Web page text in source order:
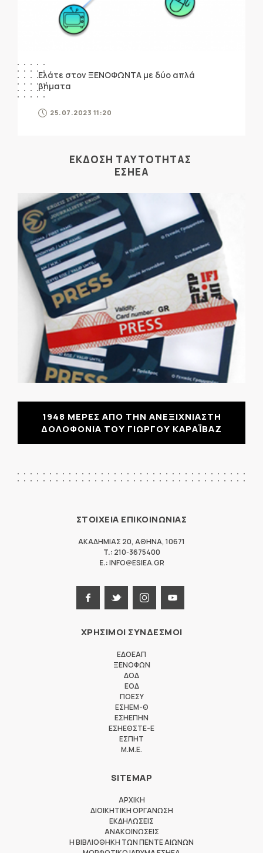
Ελάτε στον ΞΕΝΟΦΩΝΤΑ με δύο απλά
βήματα
25.07.2023 11:20
ΕΚΔΟΣΗ ΤΑΥΤΟΤΗΤΑΣ
ΕΣΗΕΑ
1948 ΜΕΡΕΣ ΑΠΟ ΤΗΝ ΑΝΕΞΙΧΝΙΑΣΤΗ
ΔΟΛΟΦΟΝΙΑ ΤΟΥ ΓΙΩΡΓΟΥ ΚΑΡΑΪΒΑΖ
ΣΤΟΙΧΕΙΑ ΕΠΙΚΟΙΝΩΝΙΑΣ
ΑΚΑΔΗΜΙΑΣ 20, ΑΘΗΝΑ, 10671
T.: 210-3675400
E.:INFO@ESIEA.GR
ΧΡΗΣΙΜΟΙ ΣΥΝΔΕΣΜΟΙ
ΕΔΟΕΑΠ
ΞΕΝΟΦΩΝ
ΔΟΔ
ΕΟΔ
ΠΟΕΣΥ
ΕΣΗΕΜ-Θ
ΕΣΗΕΠΗΝ
ΕΣΗΕΘΣΤΕ-Ε
ΕΣΠΗΤ
M.M.E.
SITEMAP
ΑΡΧΙΚΗ
ΔΙΟΙΚΗΤΙΚΗ ΟΡΓΑΝΩΣΗ
ΕΚΔΗΛΩΣΕΙΣ
ΑΝΑΚΟΙΝΩΣΕΙΣ
Η ΒΙΒΛΙΟΘΗΚΗ ΤΩΝ ΠΕΝΤΕ ΑΙΩΝΩΝ